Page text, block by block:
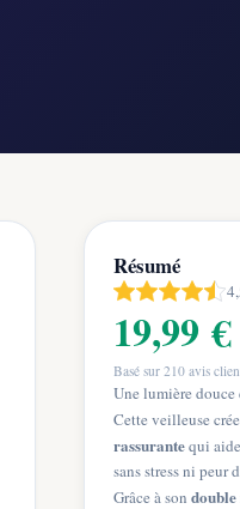
Résumé
19,99 €
Basé sur210 avis
Une lumière
Cette veilleuse
rassurantequi
sans stress ni peur
Grâce à son